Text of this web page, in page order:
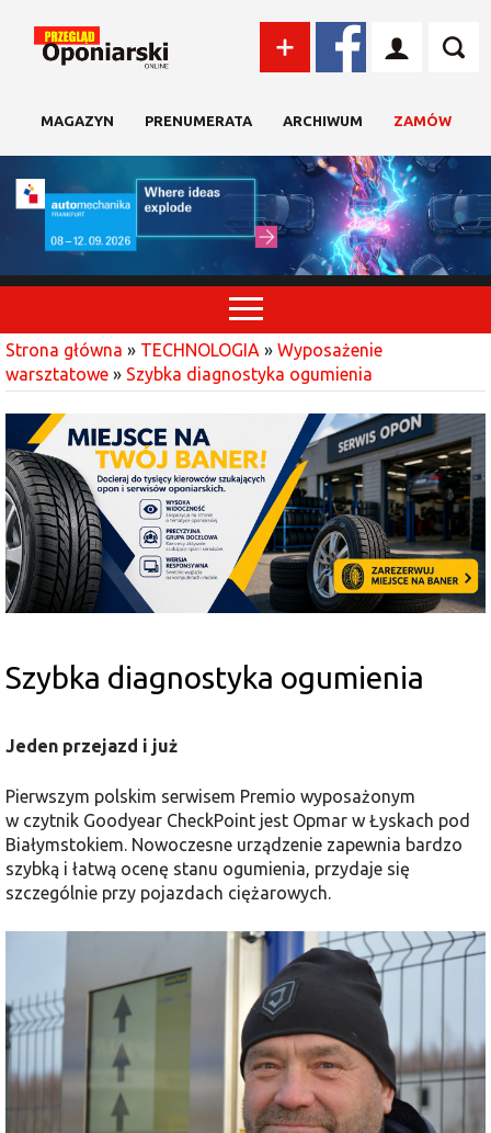
MAGAZYN PRENUMERATA ARCHIWUM ZAMÓW
Strona główna » TECHNOLOGIA » Wyposażenie
warsztatowe » Szybka diagnostyka ogumienia
Szybka diagnostyka ogumienia
Jeden przejazd i już
Pierwszym polskim serwisem Premio wyposażonym
w czytnik Goodyear CheckPoint jest Opmar w Łyskach pod
Białymstokiem. Nowoczesne urządzenie zapewnia bardzo
szybką i łatwą ocenę stanu ogumienia, przydaje się
szczególnie przy pojazdach ciężarowych.